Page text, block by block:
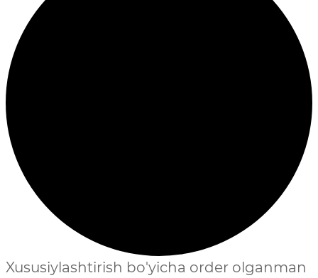
Xususiylashtirish bo'yicha order olganman